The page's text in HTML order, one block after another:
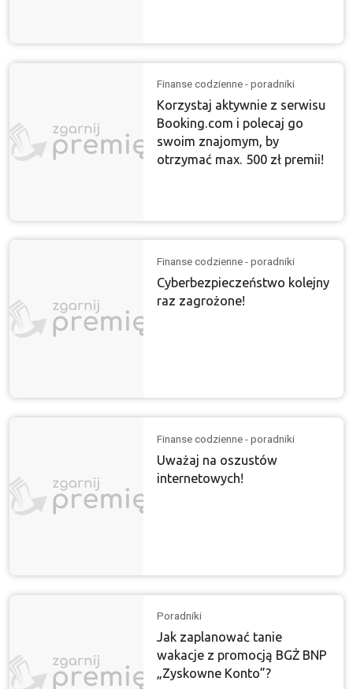
Finanse codzienne - poradniki
Korzystaj aktywnie z serwisu
Booking.com i polecaj go
swoim znajomym, by
otrzymać max. 500 zł premii!
Finanse codzienne - poradniki
Cyberbezpieczeństwo kolejny
raz zagrożone!
Finanse codzienne - poradniki
Uważaj na oszustów
internetowych!
Poradniki
Jak zaplanować tanie
wakacje z promocją BGŻ BNP
„Zyskowne Konto”?